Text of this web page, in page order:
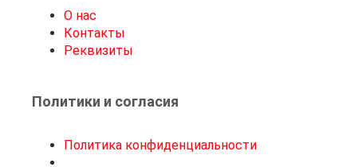
О нас
Контакты
Реквизиты
Политики и согласия
Политика конфиденциальности